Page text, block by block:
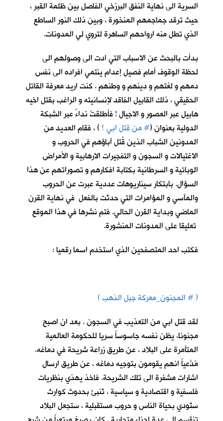
السرية الى نهاية النفق البرزخي الفاصل بين ظلمة القبر ،
حيث ترقد جماجمهم المنخورة ، وبين ذلك النور الساطع
الذي تطل منه ارواحهم الساهرة لتروي لي المدونات.
بدأت بالبحث عن الاسباب التي ادت الى وصولهم الى
لحظة الوقوف أمام فصيل إعدام ينتمي افراده الى نفس
دمهم و لغتهم و دينهم و وطنهم . كنت اريد معرفة القاتل
الحقيقي ، ذلك القابيل الفاقد لإنسانيته و الراغب بقتل اخيه
هابيل عبر العصور و الاجيال ! فأطلقتُ نداءً عبر الشبكة
الدولية بعنوان (#من قتل ابي ؟) ، فقام العديد من
المدونين الشباب الذين قُتل آباؤهم في الحروب و
الاغتيالات و السجون و التفجيرات الارهابية و الأمراض
الوبائية و السرطانية بكتابة افكارهم و تصوراتهم عن هذا
السؤال. بابتكار سيناريوهات عددية عبرت عن الحروب
والمآسي و المؤامرات التي حدثت بالفعل في نهاية القرن
الماضي وبداية القرن الحالي. فتم نشرها في هذا الموقع
تعليقا على المدونات المنشورة.
فكتب احد المتصفحين الذي استخدم اسما رقميا :
( #المجنون_معركة جبل الذهب)
لقد قتل ابي من التعذيب في السجون . بعد ان اصبح
مجنونا، يظن نفسه جاسوساً سريا للحكومة العالمية
المتآمرة على البلاد ، عن طريق زراعة شريحة في دماغه.
مُدَّعياً انهم يقومون بتوجيه دماغه ، عن طريق ارسال
اشارات مشفرة الى تلك الشريحة. فاخذ يهذي بنظريات
فلسفية و اقتصادية و سياسية ، تُنبئ بحدوث كوارث
ستُودي بحياة الناس و حروب مستقبلية ، ستجعل البلاد